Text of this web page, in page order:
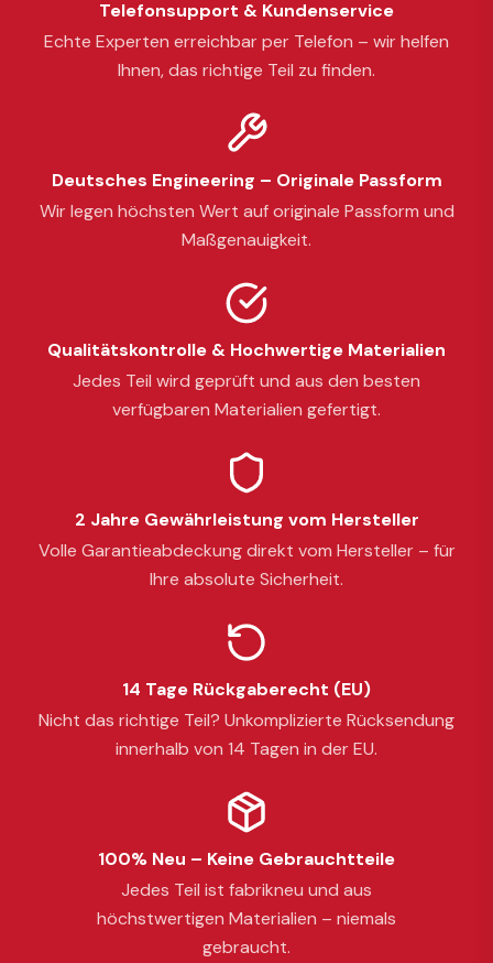
Telefonsupport & Kundenservice
Echte Experten erreichbar per Telefon – wir helfen
Ihnen, das richtige Teil zu finden.
Deutsches Engineering – Originale Passform
Wir legen höchsten Wert auf originale Passform und
Maßgenauigkeit.
Qualitätskontrolle & Hochwertige Materialien
Jedes Teil wird geprüft und aus den besten
verfügbaren Materialien gefertigt.
2 Jahre Gewährleistung vom Hersteller
Volle Garantieabdeckung direkt vom Hersteller – für
Ihre absolute Sicherheit.
14 Tage Rückgaberecht (EU)
Nicht das richtige Teil? Unkomplizierte Rücksendung
innerhalb von 14 Tagen in der EU.
100% Neu – Keine Gebrauchtteile
Jedes Teil ist fabrikneu und aus
höchstwertigen Materialien – niemals
gebraucht.